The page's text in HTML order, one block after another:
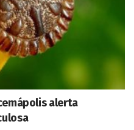
alerta